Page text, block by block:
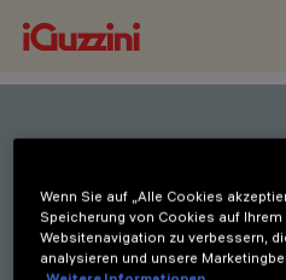
Bleiben Sie
neuesten
dem
Wenn Sie auf „Alle Cookies
Speicherung von Cookies auf Ihrem
Websitenavigation zu verbessern,
analysieren und unsere